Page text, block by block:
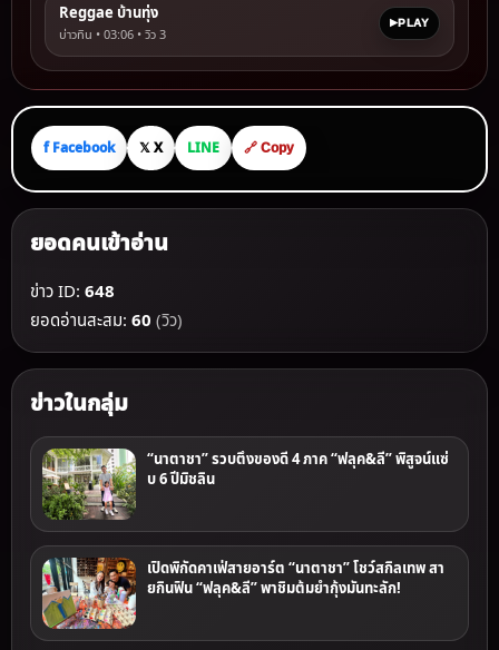
Reggae บ้านทุ่ง
บ่าวทิน • 03:06 • วิว 3
PLAY
f Facebook 𝕏 X LINE 🔗 Copy
ยอดคนเข้าอ่าน
ข่าว ID: 648
ยอดอ่านสะสม: 60 (วิว)
ข่าวในกลุ่ม
“นาตาชา” รวบตึงของดี 4 ภาค “ฟลุค&ลี” พิสูจน์แซ่
บ 6 ปีมิชลิน
เปิดพิกัดคาเฟ่สายอาร์ต “นาตาชา” โชว์สกิลเทพ สา
ยกินฟิน “ฟลุค&ลี” พาชิมต้มยำกุ้งมันทะลัก!